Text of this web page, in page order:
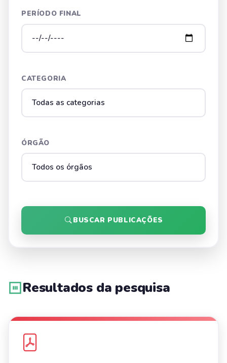
PERÍODO FINAL
CATEGORIA
ÓRGÃO
BUSCAR PUBLICAÇÕES
Resultados da pesquisa